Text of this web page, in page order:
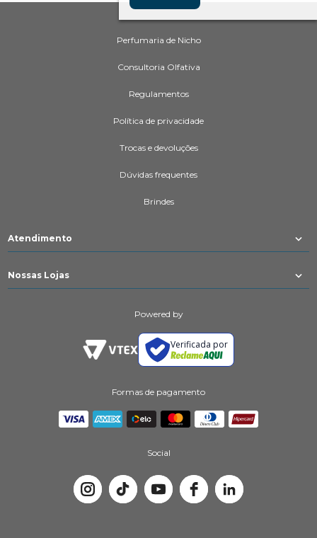
Perfumaria de Nicho
Consultoria Olfativa
Regulamentos
Política de privacidade
Trocas e devoluções
Dúvidas frequentes
Brindes
Atendimento
Nossas Lojas
Powered by
Verificada por
Formas de pagamento
Social